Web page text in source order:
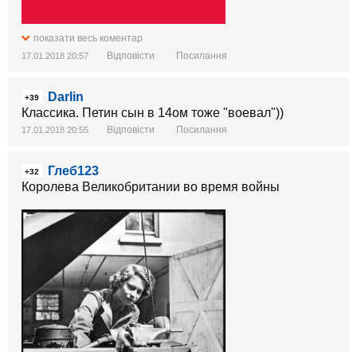
показати весь коментар
17.01.2018 20:57 Відповісти Посилання
+39
Darlin
Классика. Петин сын в 14ом тоже "воевал"))
17.01.2018 20:55 Відповісти Посилання
+32
Глеб123
Королева Великобритании во время войны